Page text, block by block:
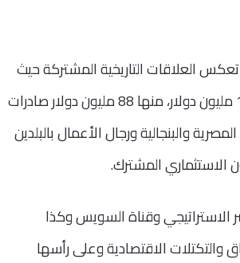
تعكس العلاقات التاريخية المشتركة حيث
بلغ حجم التبادل التجاري بين البلدين خلال عام 2020 نحو 132.5 مليون دولار، منها 88 مليون دولار صادرات
والبنجالية ورجال الأعمال بالبلدين
الاستثماري المشترك.
وقناة السويس وكذا
والتكتلات الاقتصادية وعلى رأسها